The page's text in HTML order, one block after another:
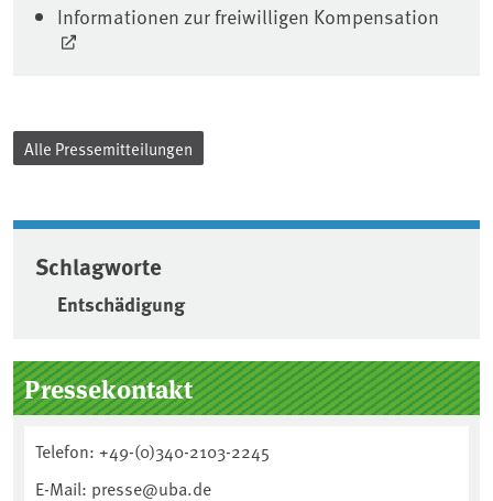
Informationen zur freiwilligen Kompensation
Alle Pressemitteilungen
Schlagworte
Entschädigung
Seitenleiste
Pressekontakt
Telefon: +49-(0)340-2103-2245
E-Mail: presse@uba.de